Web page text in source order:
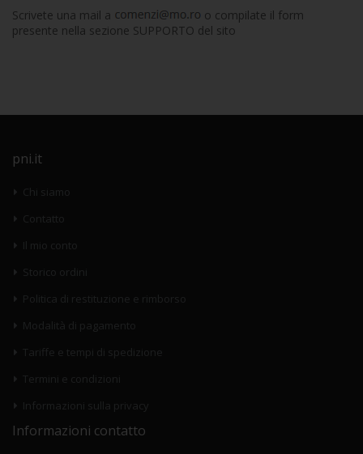
Scrivete una mail a
o compilate il form
presente nella sezione SUPPORTO del sito
pni.it
Chi siamo
Contatto
Il mio conto
Storico ordini
Politica di restituzione e rimborso
Modalità di pagamento
Tariffe e tempi di spedizione
Termini e condizioni
Informazioni sulla privacy
Informazioni contatto